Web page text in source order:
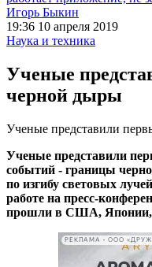
Игорь Быкин
19:36 10 апреля 2019
Наука и техника
Ученые
черной дыры
Ученые представили
Ученые представили
событий - границы
по изгибу световых
работе на пресс-
прошли в США, Японии,
РЕКЛАМА • ООО